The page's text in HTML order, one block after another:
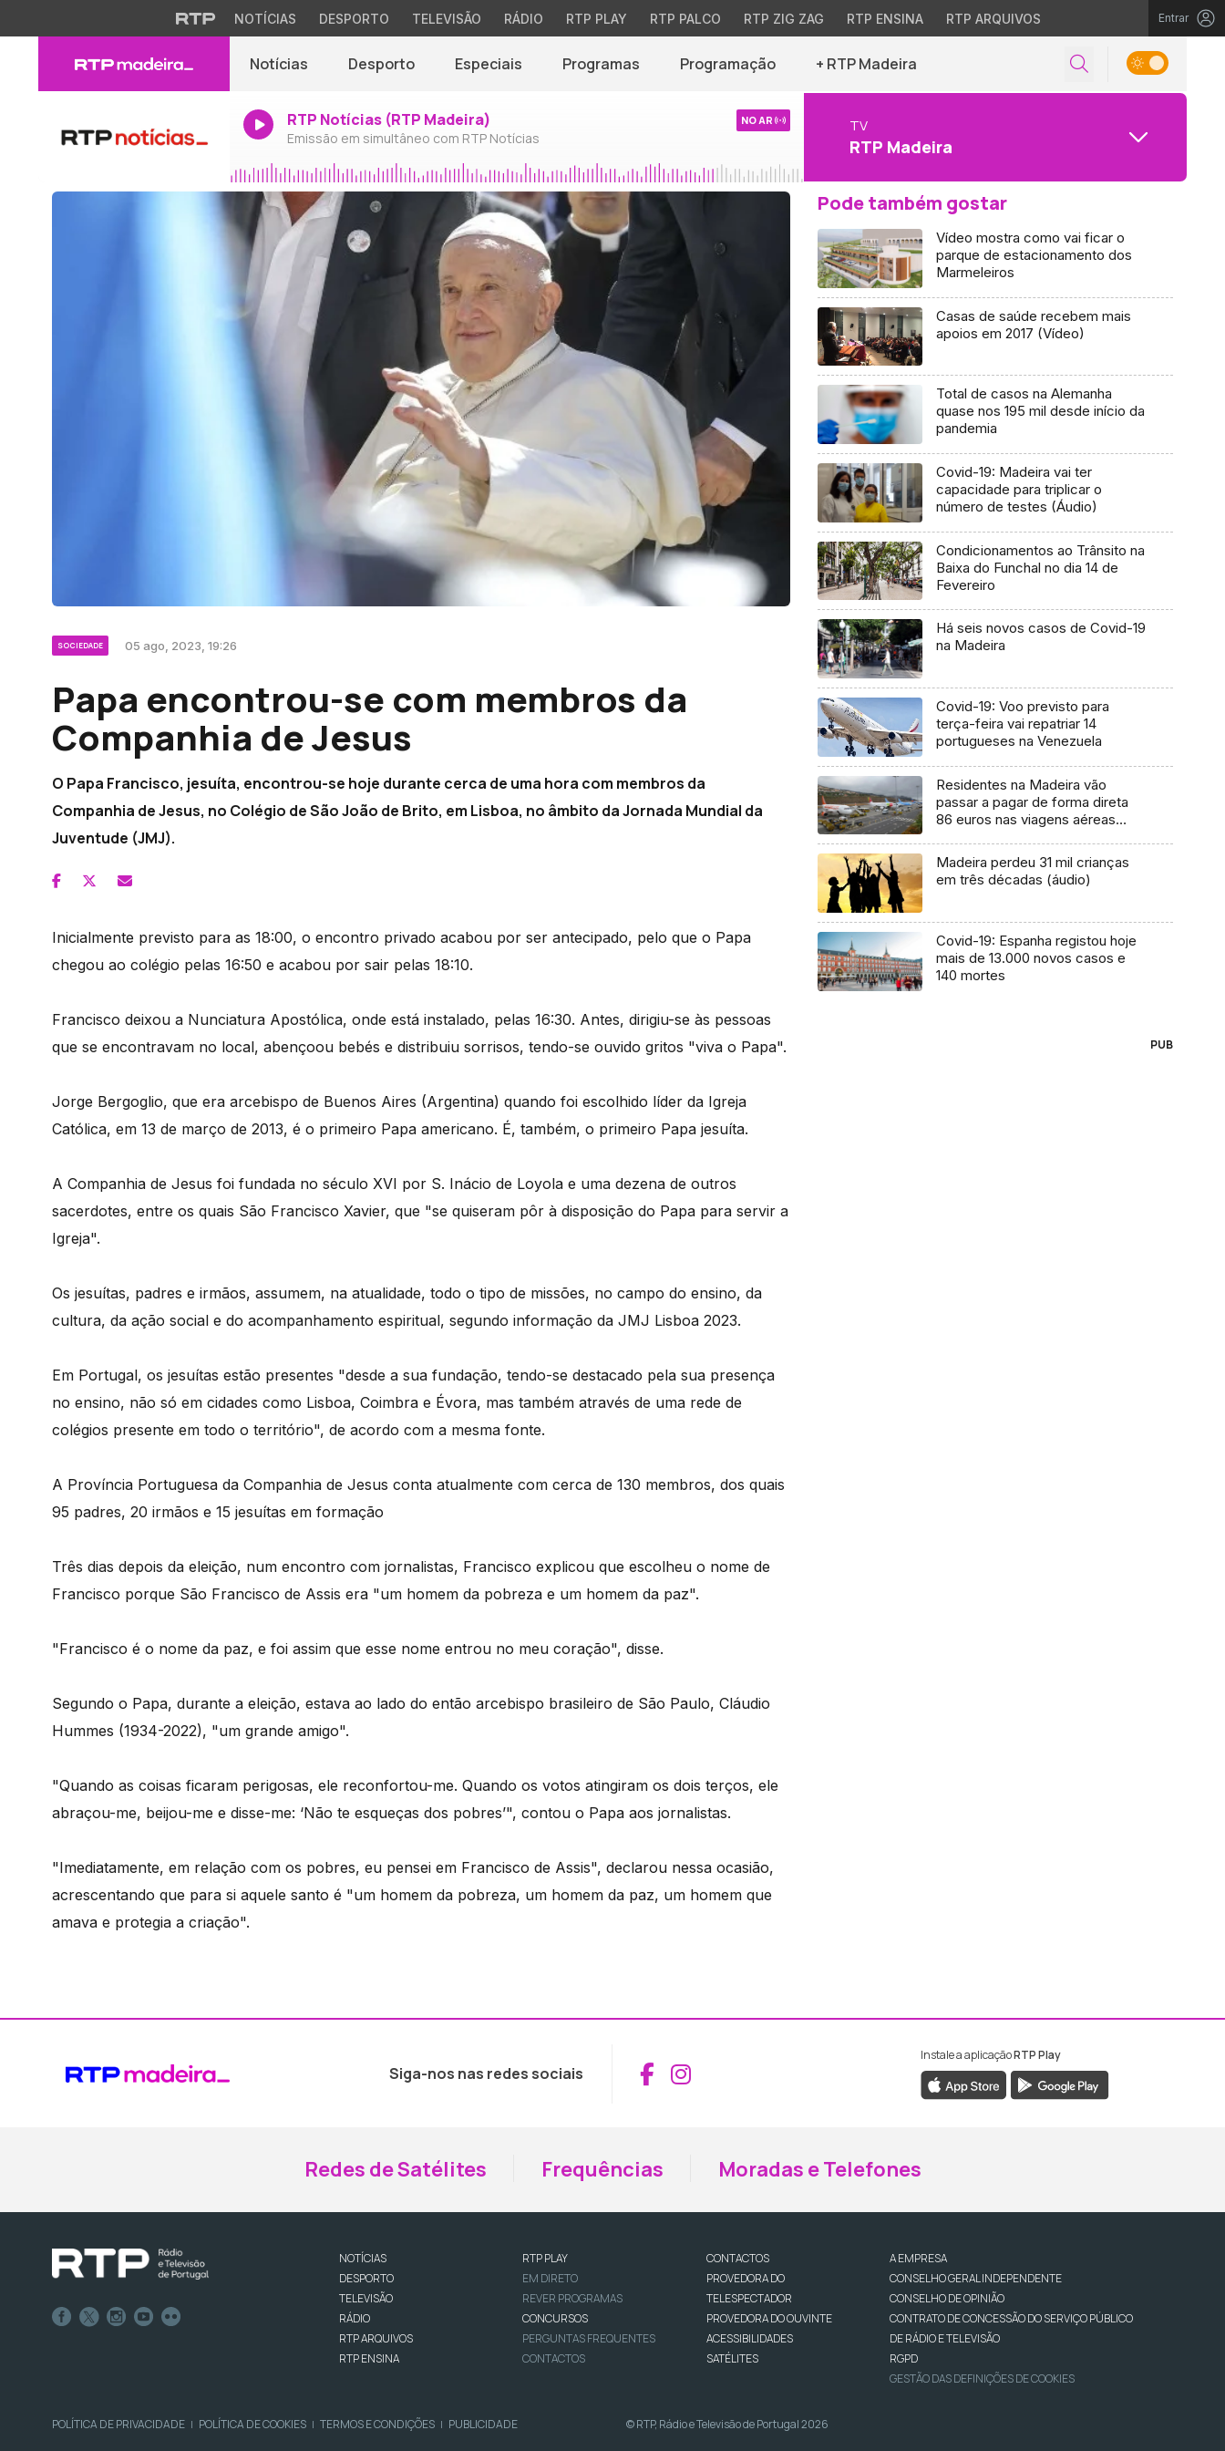
NOTÍCIAS DESPORTO TELEVISÃO RÁDIO RTP PLAY RTP PALCO RTP ZIG ZAG RTP ENSINA RTP ARQUIVOS Entrar
Notícias Desporto Especiais Programas Programação + RTP Madeira
RTP Notícias (RTP Madeira)
Emissão em simultâneo com RTP Notícias
NO AR TV
RTP Madeira
SOCIEDADE 05 ago, 2023, 19:26
Papa encontrou-se com membros da
Companhia de Jesus
O Papa Francisco, jesuíta, encontrou-se hoje durante cerca de uma hora com membros da
Companhia de Jesus, no Colégio de São João de Brito, em Lisboa, no âmbito da Jornada Mundial da
Juventude (JMJ).
Inicialmente previsto para as 18:00, o encontro privado acabou por ser antecipado, pelo que o Papa
chegou ao colégio pelas 16:50 e acabou por sair pelas 18:10.
Francisco deixou a Nunciatura Apostólica, onde está instalado, pelas 16:30. Antes, dirigiu-se às pessoas
que se encontravam no local, abençoou bebés e distribuiu sorrisos, tendo-se ouvido gritos "viva o Papa".
Jorge Bergoglio, que era arcebispo de Buenos Aires (Argentina) quando foi escolhido líder da Igreja
Católica, em 13 de março de 2013, é o primeiro Papa americano. É, também, o primeiro Papa jesuíta.
A Companhia de Jesus foi fundada no século XVI por S. Inácio de Loyola e uma dezena de outros
sacerdotes, entre os quais São Francisco Xavier, que "se quiseram pôr à disposição do Papa para servir a
Igreja".
Os jesuítas, padres e irmãos, assumem, na atualidade, todo o tipo de missões, no campo do ensino, da
cultura, da ação social e do acompanhamento espiritual, segundo informação da JMJ Lisboa 2023.
Em Portugal, os jesuítas estão presentes "desde a sua fundação, tendo-se destacado pela sua presença
no ensino, não só em cidades como Lisboa, Coimbra e Évora, mas também através de uma rede de
colégios presente em todo o território", de acordo com a mesma fonte.
A Província Portuguesa da Companhia de Jesus conta atualmente com cerca de 130 membros, dos quais
95 padres, 20 irmãos e 15 jesuítas em formação
Três dias depois da eleição, num encontro com jornalistas, Francisco explicou que escolheu o nome de
Francisco porque São Francisco de Assis era "um homem da pobreza e um homem da paz".
"Francisco é o nome da paz, e foi assim que esse nome entrou no meu coração", disse.
Segundo o Papa, durante a eleição, estava ao lado do então arcebispo brasileiro de São Paulo, Cláudio
Hummes (1934-2022), "um grande amigo".
"Quando as coisas ficaram perigosas, ele reconfortou-me. Quando os votos atingiram os dois terços, ele
abraçou-me, beijou-me e disse-me: ‘Não te esqueças dos pobres’", contou o Papa aos jornalistas.
"Imediatamente, em relação com os pobres, eu pensei em Francisco de Assis", declarou nessa ocasião,
acrescentando que para si aquele santo é "um homem da pobreza, um homem da paz, um homem que
amava e protegia a criação".
Pode também gostar
Vídeo mostra como vai ficar o
parque de estacionamento dos
Marmeleiros
Casas de saúde recebem mais
apoios em 2017 (Vídeo)
Total de casos na Alemanha
quase nos 195 mil desde início da
pandemia
Covid-19: Madeira vai ter
capacidade para triplicar o
número de testes (Áudio)
Condicionamentos ao Trânsito na
Baixa do Funchal no dia 14 de
Fevereiro
Há seis novos casos de Covid-19
na Madeira
Covid-19: Voo previsto para
terça-feira vai repatriar 14
portugueses na Venezuela
Residentes na Madeira vão
passar a pagar de forma direta
86 euros nas viagens aéreas
Madeira perdeu 31 mil crianças
em três décadas (áudio)
Covid-19: Espanha registou hoje
mais de 13.000 novos casos e
140 mortes
PUB
Siga-nos nas redes sociais Aceder ao Facebook da RTP Madeira
Aceder ao Instagram da RTP Madeira
Instale a aplicaçãoRTP Play
Redes de Satélites Frequências Moradas e Telefones
NOTÍCIAS
DESPORTO
TELEVISÃO
RÁDIO
RTP ARQUIVOS
RTP ENSINA
RTP PLAY
EM DIRETO
REVER PROGRAMAS
CONCURSOS
PERGUNTAS FREQUENTES
CONTACTOS
CONTACTOS
PROVEDORA DO
TELESPECTADOR
PROVEDORA DO OUVINTE
ACESSIBILIDADES
SATÉLITES
A EMPRESA
CONSELHO GERAL INDEPENDENTE
CONSELHO DE OPINIÃO
CONTRATO DE CONCESSÃO DO SERVIÇO PÚBLICO
DE RÁDIO E TELEVISÃO
RGPD
GESTÃO DAS DEFINIÇÕES DE COOKIES
POLÍTICA DE PRIVACIDADE | POLÍTICA DE COOKIES | TERMOS E CONDIÇÕES | PUBLICIDADE © RTP, Rádio e Televisão de Portugal 2026